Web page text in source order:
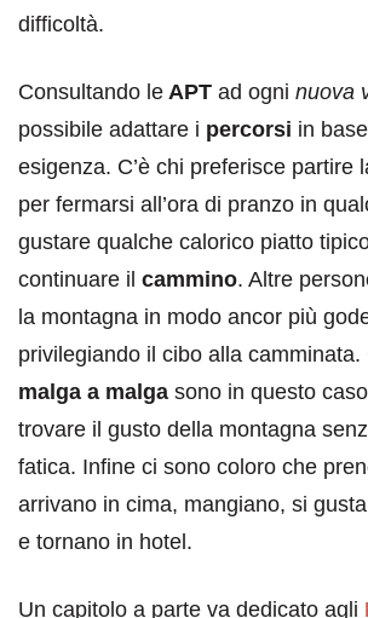
difficoltà.
Consultando le APT ad ogni nuova
possibile adattare i percorsi in
esigenza. C’è chi preferisce partire
per fermarsi all’ora di pranzo in
gustare qualche calorico piatto
continuare il cammino. Altre
la montagna in modo ancor più
privilegiando il cibo alla camminata.
malga a malga sono in questo
trovare il gusto della montagna
fatica. Infine ci sono coloro che
arrivano in cima, mangiano, si
e tornano in hotel.
Un capitolo a parte va dedicato agli